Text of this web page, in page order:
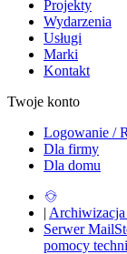
Projekty
Wydarzenia
Usługi
Marki
Kontakt
Twoje konto
Logowanie /
Dla firmy
Dla domu
|
Serwer
pomocy